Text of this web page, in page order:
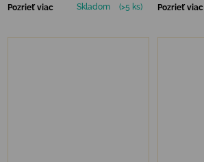
Pozrieť viac Skladom (>5 ks) Pozrieť viac